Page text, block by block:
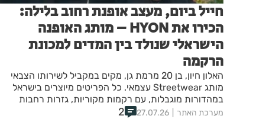
חייל ביום, מעצב אופנת רחוב בלילה:
הכירו את HYON – מותג האופנה
הישראלי שנולד בין המדים למכונת
הרקמה
האלון חיון, בן 20 מרמת גן, מקים במקביל לשירותו הצבאי
מותג Streetwear עצמאי. כל הפריטים מיוצרים בישראל
במהדורות מוגבלות, עם רקמות מקוריות, גזרות רחבות
ושירות התאמה אישית.
מערכת האתר 27.07.26
2